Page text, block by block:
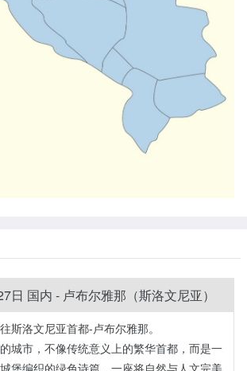
日 国内 - 卢布尔雅那（斯洛文尼亚）
斯洛文尼亚首都-卢布尔雅那。
城市，不像传统意义上的繁华首都，而是一